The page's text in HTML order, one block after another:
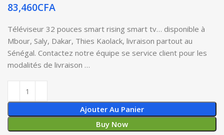
83,460CFA
Téléviseur 32 pouces smart rising smart tv… disponible à
Mbour, Saly, Dakar, Thies Kaolack, livraison partout au
Sénégal. Contactez notre équipe se service client pour les
modalités de livraison …
Ajouter Au Panier
Buy Now